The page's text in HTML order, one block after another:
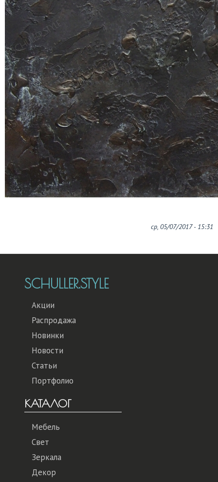
ср, 05/07/2017 - 15:31
SCHULLER.STYLE
Акции
Распродажа
Новинки
Новости
Статьи
Портфолио
КАТАЛОГ
Мебель
Свет
Зеркала
Декор